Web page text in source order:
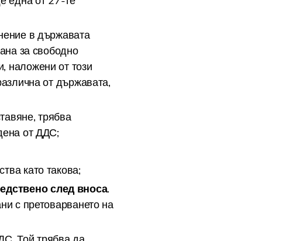
в държавата
за свободно
наложени от този
от държавата,
трябва
от ДДС;
като такова;
след вноса.
с претоварването на